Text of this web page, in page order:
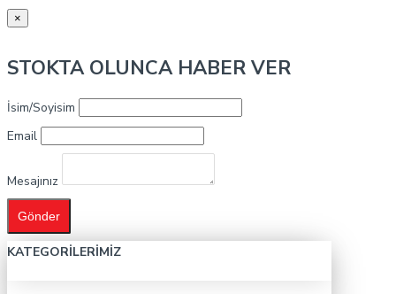
×
STOKTA OLUNCA HABER VER
İsim/Soyisim
Email
Mesajınız
Gönder
KATEGORILERIMIZ